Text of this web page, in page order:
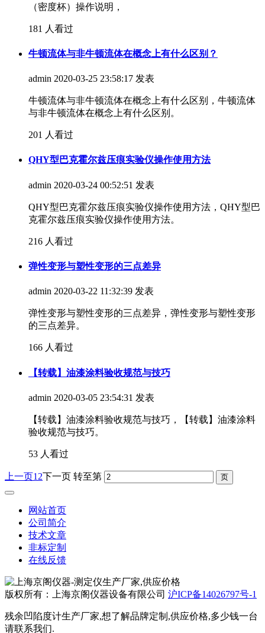
（密度杯）操作说明，
181 人看过
牛顿流体与非牛顿流体在概念上有什么区别？
admin 2020-03-25 23:58:17 发表
牛顿流体与非牛顿流体在概念上有什么区别，牛顿流体
与非牛顿流体在概念上有什么区别。
201 人看过
QHY型巴克霍尔兹压痕实验仪操作使用方法
admin 2020-03-24 00:52:51 发表
QHY型巴克霍尔兹压痕实验仪操作使用方法，QHY型巴
克霍尔兹压痕实验仪操作使用方法。
216 人看过
弹性变形与塑性变形的三点差异
admin 2020-03-22 11:32:39 发表
弹性变形与塑性变形的三点差异，弹性变形与塑性变形
的三点差异。
166 人看过
【转载】油漆涂料验收规范与技巧
admin 2020-03-05 23:54:31 发表
【转载】油漆涂料验收规范与技巧，【转载】油漆涂料
验收规范与技巧。
53 人看过
上一页1 2下一页 转至第
网站首页
公司简介
技术文章
非标定制
在线反馈
版权所有：上海京阁仪器设备有限公司 沪ICP备14026797号-1
残余凹陷度计生产厂家,想了解品牌定制,供应价格,多少钱一台
请联系我们.